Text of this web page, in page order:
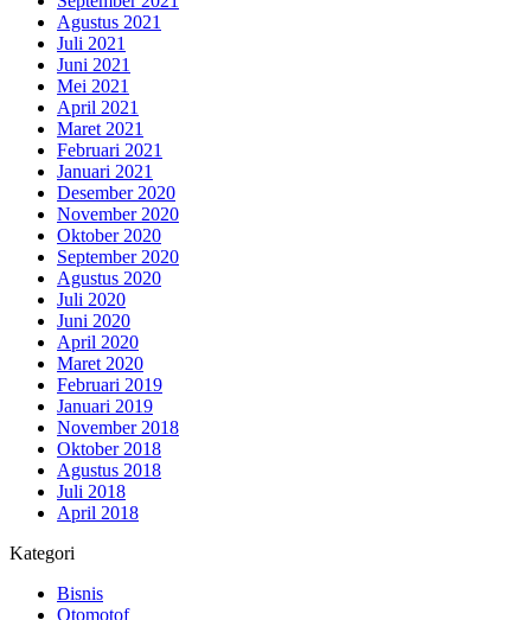
Agustus 2021
Juli 2021
Juni 2021
Mei 2021
April 2021
Maret 2021
Februari 2021
Januari 2021
Desember 2020
November 2020
Oktober 2020
September 2020
Agustus 2020
Juli 2020
Juni 2020
April 2020
Maret 2020
Februari 2019
Januari 2019
November 2018
Oktober 2018
Agustus 2018
Juli 2018
April 2018
Kategori
Bisnis
Otomotof